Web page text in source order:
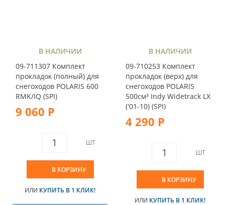
В НАЛИЧИИ
09-711307 Комплект
прокладок (полный) для
снегоходов POLARIS 600
RMK/IQ (SPI)
9 060 Р
ШТ
В КОРЗИНУ
ИЛИ КУПИТЬ В 1 КЛИК!
В НАЛИЧИИ
09-710253 Комплект
прокладок (верх) для
снегоходов POLARIS
500см³ Indy Widetrack LX
('01-10) (SPI)
4 290 Р
ШТ
В КОРЗИНУ
ИЛИ КУПИТЬ В 1 КЛИК!